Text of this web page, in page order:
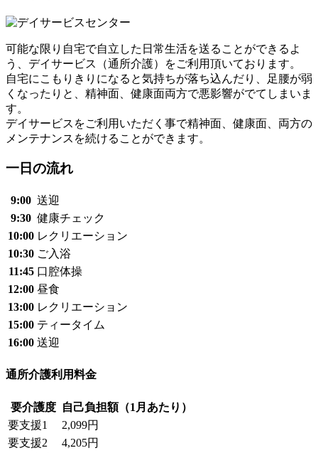
可能な限り自宅で自立した日常生活を送ることができるよ
う、デイサービス（通所介護）をご利用頂いております。
自宅にこもりきりになると気持ちが落ち込んだり、足腰が弱
くなったりと、精神面、健康面両方で悪影響がでてしまいま
す。
デイサービスをご利用いただく事で精神面、健康面、両方の
メンテナンスを続けることができます。
一日の流れ
9:00 送迎
9:30 健康チェック
10:00 レクリエーション
10:30 ご入浴
11:45 口腔体操
12:00 昼食
13:00 レクリエーション
15:00 ティータイム
16:00 送迎
通所介護利用料金
要介護度 自己負担額（1月あたり）
要支援1
2,099円
要支援2
4,205円